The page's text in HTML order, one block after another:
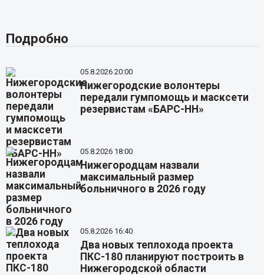
Подробно
05.8.2026 20:00
Нижегородские волонтеры
передали гумпомощь и масксети
резервистам «БАРС-НН»
05.8.2026 18:00
Нижегородцам назвали
максимальный размер
больничного в 2026 году
05.8.2026 16:40
Два новых теплохода проекта
ПКС-180 планируют построить в
Нижегородской области